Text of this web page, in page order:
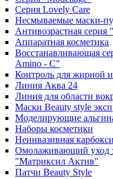
Cерия Lovely Care
Несмываемые маски-
Антивозрастная серия
Аппаратная косметика
Восстанавливающая
Amino - C"
Контроль для жирной
Линия Аква 24
Линия для области
Маски Beauty style
Моделирующие
Наборы косметики
Неинвазивная
Омолаживающий уход
"Матриксил Актив"
Патчи Beauty Style